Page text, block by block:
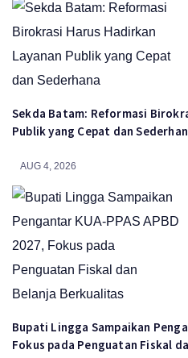
Sekda Batam: Reformasi
Publik yang Cepat dan
AUG 4, 2026
Bupati Lingga Sampaikan
Fokus pada Penguatan Fiskal